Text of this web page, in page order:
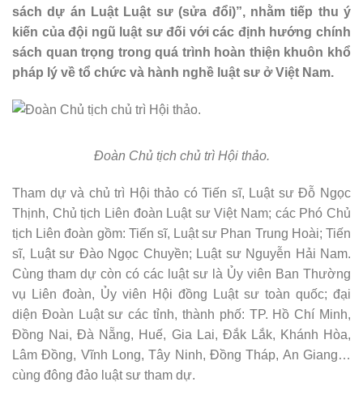
sách dự án Luật Luật sư (sửa đổi)”, nhằm tiếp thu ý
kiến của đội ngũ luật sư đối với các định hướng chính
sách quan trọng trong quá trình hoàn thiện khuôn khổ
pháp lý về tổ chức và hành nghề luật sư ở Việt Nam.
Đoàn Chủ tịch chủ trì Hội thảo.
Tham dự và chủ trì Hội thảo có Tiến sĩ, Luật sư Đỗ Ngọc
Thịnh, Chủ tịch Liên đoàn Luật sư Việt Nam; các Phó Chủ
tịch Liên đoàn gồm: Tiến sĩ, Luật sư Phan Trung Hoài; Tiến
sĩ, Luật sư Đào Ngọc Chuyền; Luật sư Nguyễn Hải Nam.
Cùng tham dự còn có các luật sư là Ủy viên Ban Thường
vụ Liên đoàn, Ủy viên Hội đồng Luật sư toàn quốc; đại
diện Đoàn Luật sư các tỉnh, thành phố: TP. Hồ Chí Minh,
Đồng Nai, Đà Nẵng, Huế, Gia Lai, Đắk Lắk, Khánh Hòa,
Lâm Đồng, Vĩnh Long, Tây Ninh, Đồng Tháp, An Giang…
cùng đông đảo luật sư tham dự.